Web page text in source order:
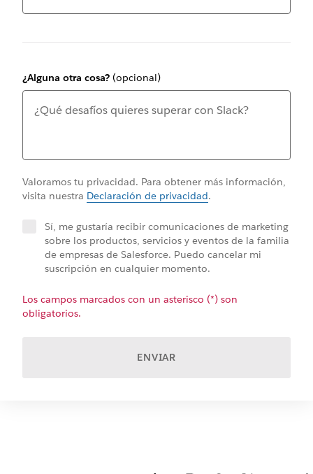
¿Alguna otra cosa? (opcional)
Valoramos tu privacidad. Para obtener más información,
visita nuestra Declaración de privacidad.
Sí, me gustaría recibir comunicaciones de marketing
sobre los productos, servicios y eventos de la familia
de empresas de Salesforce. Puedo cancelar mi
suscripción en cualquier momento.
Los campos marcados con un asterisco (*) son
obligatorios.
ENVIAR